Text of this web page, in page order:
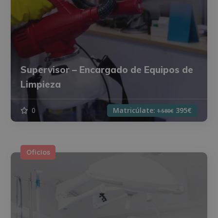
Supervisor – Encargado de Equipos de
Limpieza
0 Matricúlate: 1.580€ 395€
Oficios